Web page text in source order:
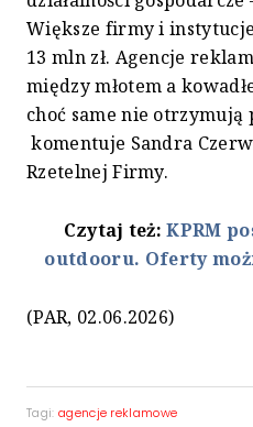
Większe firmy i
13 mln zł. Agencje
między młotem a
choć same nie otrzymują
komentuje Sandra
Rzetelnej Firmy.
Czytaj też:KPRM
outdooru. Oferty
(PAR, 02.06.2026)
Tagi: agencje reklamowe